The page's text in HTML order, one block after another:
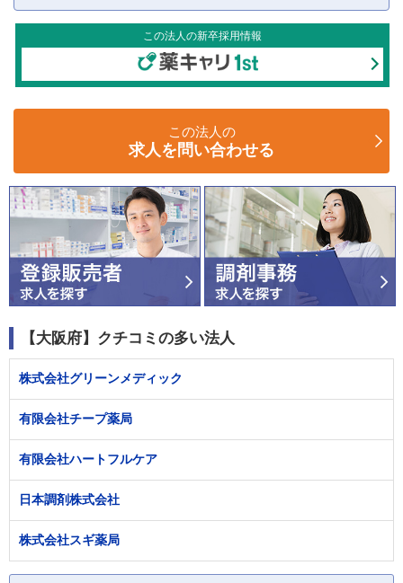
この法人の新卒採用情報
この法人の
求人を問い合わせる
【大阪府】クチコミの多い法人
株式会社グリーンメディック
有限会社チープ薬局
有限会社ハートフルケア
日本調剤株式会社
株式会社スギ薬局